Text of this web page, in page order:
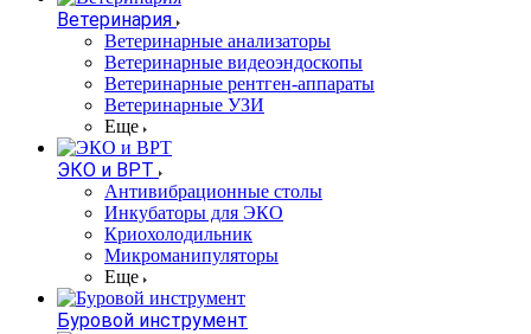
Ветеринария
Ветеринарные анализаторы
Ветеринарные видеоэндоскопы
Ветеринарные рентген-аппараты
Ветеринарные УЗИ
Еще
ЭКО и ВРТ
Антивибрационные столы
Инкубаторы для ЭКО
Криохолодильник
Микроманипуляторы
Еще
Буровой инструмент